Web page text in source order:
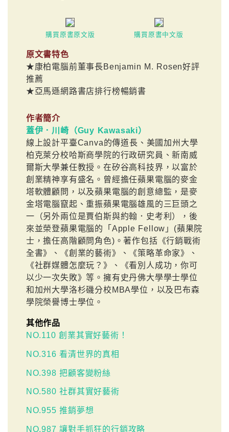
購買原書原文版 購買原書中文版
原文書特色
★康柏電腦前董事長Benjamin M. Rosen好評
推薦
★亞馬遜網路書店排行榜暢銷書
作者簡介
蓋伊．川崎（Guy Kawasaki）
線上設計平臺Canva的傳道長、美國加州大學
柏克萊分校哈斯商學院的行政研究員、新南威
爾斯大學兼任教授。在矽谷高科技界，以富於
創業精神享有盛名。曾經擔任蘋果電腦的麥金
塔軟體顧問，以及蘋果電腦的創意總監，是麥
金塔電腦竄起、重振蘋果電腦雄風的三巨頭之
一（另外兩位是賈伯斯與約翰．史考利），後
來並榮登蘋果電腦的「Apple Fellow」(蘋果院
士，擔任高階顧問角色)。著作包括《行銷戰術
全書》、《創業的藝術》、《策略革命家》、
《社群媒體怎麼玩？》、《看別人成功，你可
以少一次失敗》等。擁有史丹佛大學學士學位
和加州大學洛杉磯分校MBA學位，以及巴布森
學院榮譽博士學位。
其他作品
NO.110 創業其實好藝術！
NO.316 看清世界的真相
NO.398 把顧客變粉絲
NO.580 社群其實好藝術
NO.955 推銷夢想
NO.987 讓對手抓狂的行銷攻略